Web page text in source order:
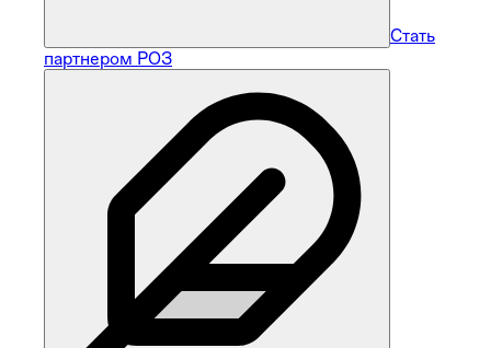
Стать
партнером РОЗ